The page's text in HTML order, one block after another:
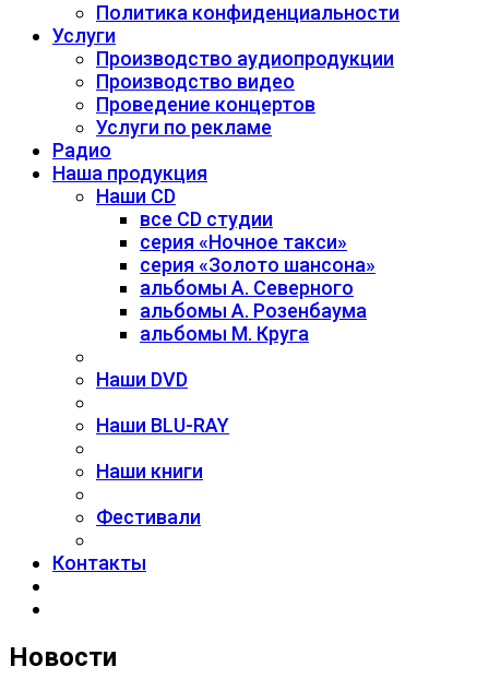
Политика конфиденциальности
Услуги
Производство аудиопродукции
Производство видео
Проведение концертов
Услуги по рекламе
Радио
Наша продукция
Наши CD
все CD студии
серия «Ночное такси»
серия «Золото шансона»
альбомы А. Северного
альбомы А. Розенбаума
альбомы М. Круга
Наши DVD
Наши BLU-RAY
Наши книги
Фестивали
Контакты
Новости